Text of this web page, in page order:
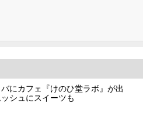
にカフェ『けのひ堂ラボ』が出
シュにスイーツも